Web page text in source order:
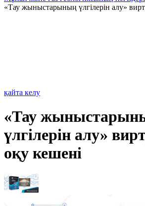
«Тау жыныстарының үлгілерін алу»
қайта келу
«Тау
үлгілерін алу»
оқу кешені